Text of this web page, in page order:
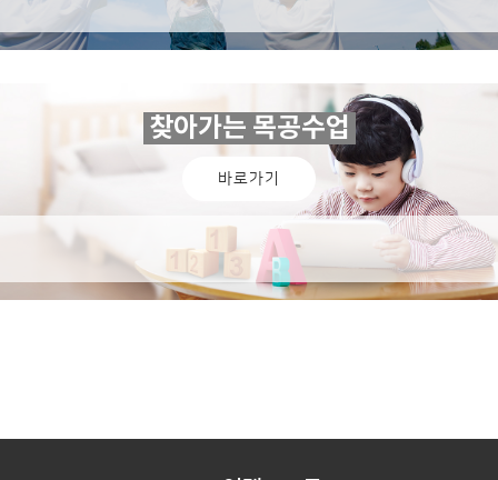
찾아가는 목공수업
바로가기